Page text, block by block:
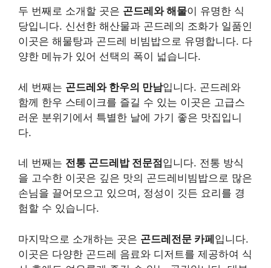
두 번째로 소개할 곳은 곤드레와 해물이 유명한 식
당입니다. 신선한 해산물과 곤드레의 조화가 일품인
이곳은 해물탕과 곤드레 비빔밥으로 유명합니다. 다
양한 메뉴가 있어 선택의 폭이 넓습니다.
세 번째는 곤드레와 한우의 만남입니다. 곤드레와
함께 한우 스테이크를 즐길 수 있는 이곳은 고급스
러운 분위기에서 특별한 날에 가기 좋은 맛집입니
다.
네 번째는 전통 곤드레밥 전문점 입니다. 전통 방식
을 고수한 이곳은 깊은 맛의 곤드레비빔밥으로 많은
손님을 끌어모으고 있으며, 정성이 깃든 요리를 경
험할 수 있습니다.
마지막으로 소개하는 곳은 곤드레전문 카페입니다.
이곳은 다양한 곤드레 음료와 디저트를 제공하여 식